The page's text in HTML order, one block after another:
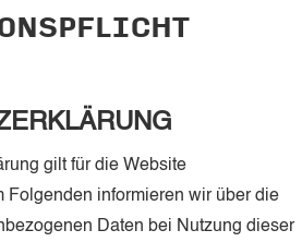
gilt für die Website
Folgenden informieren wir über die
Daten bei Nutzung dieser